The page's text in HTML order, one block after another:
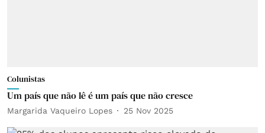
Colunistas
Um país que não lê é um país que não cresce
Margarida Vaqueiro Lopes 25 Nov 2025